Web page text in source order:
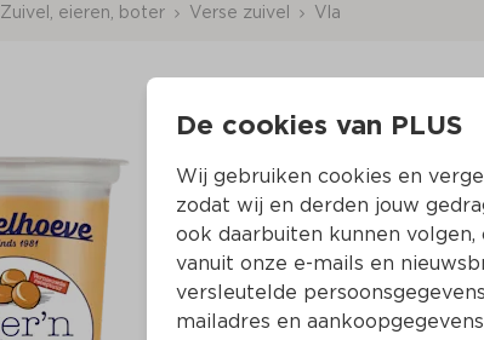
Zuivel, eieren, boter Verse zuivel Vla
Per Kuipje 450
1.99
De cookies van PLUS
Wij gebruiken cookies en
zodat wij en derden jouw
ook daarbuiten kunnen
vanuit onze e-mails en
versleutelde
mailadres en